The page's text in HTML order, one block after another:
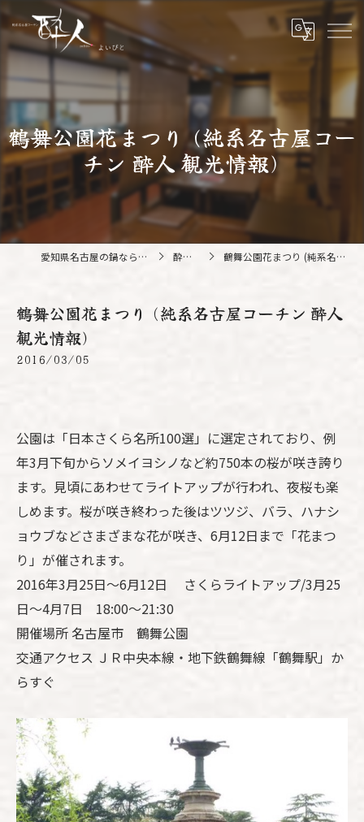
鶴舞公園花まつり (純系名古屋コー
チン 酔人 観光情報)
愛知県名古屋の鍋なら純系名古屋コーチン 酔人 酔人ブログ 鶴舞公園花まつり (純系名古屋コーチン 酔人 観光情報)
鶴舞公園花まつり (純系名古屋コーチン 酔人
観光情報)
2016/03/05
公園は「日本さくら名所100選」に選定されており、例
年3月下旬からソメイヨシノなど約750本の桜が咲き誇り
ます。見頃にあわせてライトアップが行われ、夜桜も楽
しめます。桜が咲き終わった後はツツジ、バラ、ハナシ
ョウブなどさまざまな花が咲き、6月12日まで「花まつ
り」が催されます。
2016年3月25日～6月12日 さくらライトアップ/3月25
日～4月7日 18:00～21:30
開催場所 名古屋市 鶴舞公園
交通アクセス ＪＲ中央本線・地下鉄鶴舞線「鶴舞駅」か
らすぐ